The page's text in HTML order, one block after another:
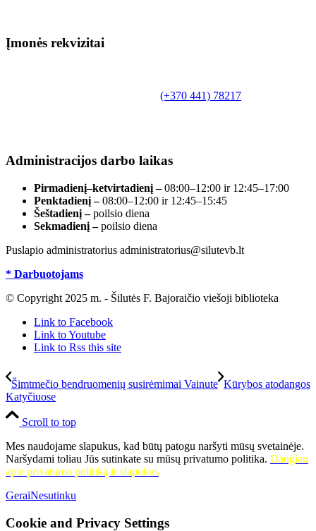
Įmonės rekvizitai
(+370 441) 78217
Administracijos darbo laikas
Pirmadienį–ketvirtadienį –08:00–12:00 ir 12:45–17:00
Penktadienį –08:00–12:00 ir 12:45–15:45
Šeštadienį –poilsio diena
Sekmadienį –poilsio diena
Puslapio administratorius administratorius@silutevb.lt
* Darbuotojams
© Copyright 2025 m. - Šilutės F. Bajoraičio viešoji biblioteka
Link to Facebook
Link to Youtube
Link to Rss this site
Šimtmečio bendruomenių susirėmimai Vainute Kūrybos atodangos
Katyčiuose
Scroll to top
Mes naudojame slapukus, kad būtų patogu naršyti mūsų svetainėje.
Naršydami toliau Jūs sutinkate su mūsų privatumo politika. Daugiau
apie privatumo politiką ir slapukus
GeraiNesutinku
Cookie and Privacy Settings